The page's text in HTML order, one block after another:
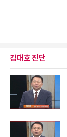
김대호 진단